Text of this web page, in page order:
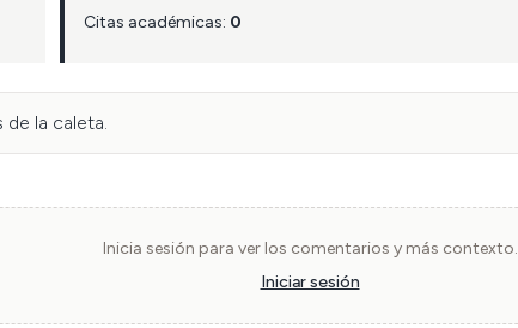
Citas académicas: 0
la caleta.
Inicia sesión para ver los comentarios y más contexto.
Iniciar sesión